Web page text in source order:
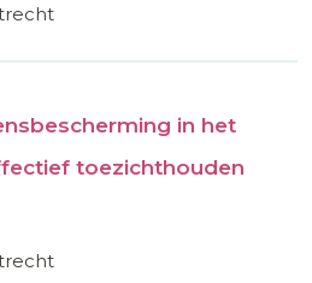
in het
toezichthouden